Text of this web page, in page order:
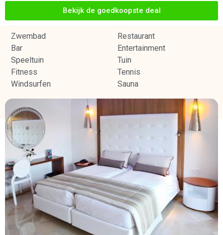
Bekijk de goedkoopste deal
Zwembad
Restaurant
Bar
Entertainment
Speeltuin
Tuin
Fitness
Tennis
Windsurfen
Sauna